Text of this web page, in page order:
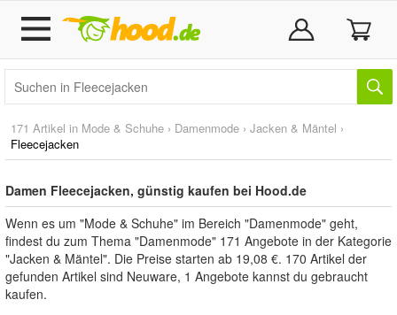
171 Artikel in Mode & Schuhe › Damenmode › Jacken & Mäntel ›
Fleecejacken
Damen Fleecejacken, günstig kaufen bei Hood.de
Wenn es um "Mode & Schuhe" im Bereich "Damenmode" geht,
findest du zum Thema "Damenmode" 171 Angebote in der Kategorie
"Jacken & Mäntel". Die Preise starten ab 19,08 €. 170 Artikel der
gefunden Artikel sind Neuware, 1 Angebote kannst du gebraucht
kaufen.